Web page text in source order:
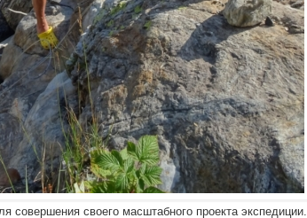
совершения своего масштабного проекта экспедиции.